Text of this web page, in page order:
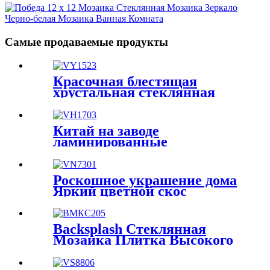
Проект Мозаики
Древнегреческая Мозаика
Настенное Искусство
Самые продаваемые продукты
Красочная блестящая
хрустальная стеклянная
мозаика Новый стиль
Текстура ткани Дизайн
Стеклянная мозаика для
современной отделки стен
Китай на заводе
ламинированные
хрустальные плитки
мозаичный дизайн для
внутреннего декора
Роскошное украшение дома
Яркий цветной скос
Мраморный камень
Мозаика Плитка Кирпич
3D Настенные плитки
Мозаика Мозаика из
натурального камня
Кристаллическая каменная
мозаика Искусство
Backsplash Стеклянная
Мозаика Плитка Высокого
Оптовая Хрустальная